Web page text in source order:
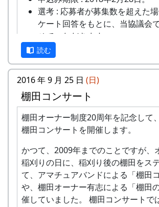
郎）
青空の光とともに
ぜひ皆さんに知ってほしい、この曲「
ともに」のエピソードです。
20年以上前の話…私達メシポンバン
平成27年度棚田オーナー (2015-04-
岩座神棚田オーナーの特典
一から十までプロの指導を受け
の米づくりを体験できます。
収穫した米を全部お持ち帰りい
(100平方メートルの収穫収量は
選考 : 応募者が募集数を超えた
ケート回答をもとに、当協議会
せていただきます。
申込み方法 : 下記の申込み窓口に
FAXまたはメールでお申し込み下
またはメールの場合は、郵便番
名、電話番号を明記して下さい）
し、詳しい内容と「申し込みア
お送りいたしますので、申し込
をご返送ください。
岩座神棚田保全推進協議会事務
TEL & FAX: 9999-99-9999
携帯: 999-9999-9999
MAIL : mailaddress
読む
2016 年 9 月 25 日 (日)
棚田コンサート
棚田オーナー制度20周年を記念して
棚田コンサートを開催します。
かつて、2009年までのことですが、
稲刈りの日に、稲刈り後の棚田をス
て、アマチュアバンドによる「棚田
や、棚田オーナー有志による「棚田
催していました。 棚田コンサートで